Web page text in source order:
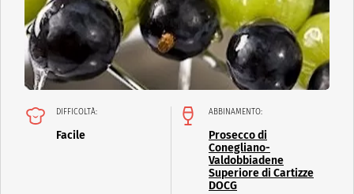
DIFFICOLTÀ:
Facile
ABBINAMENTO:
Prosecco di
Conegliano-
Valdobbiadene
Superiore di Cartizze
DOCG